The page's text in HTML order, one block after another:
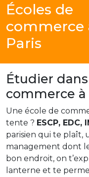
Écoles de
commerce
Paris
Étudier
commerce à
Une école de
tente ? ESCP, EDC,
parisien qui te plaît,
management dont
bon endroit, on
lanterne et te